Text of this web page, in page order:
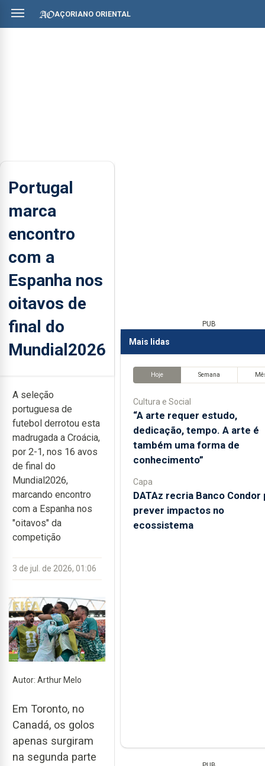
AÇORIANO ORIENTAL
Portugal
marca
encontro
com a
Espanha nos
oitavos de
final do
Mundial2026
A seleção
portuguesa de
futebol derrotou esta
madrugada a Croácia,
por 2-1, nos 16 avos
de final do
Mundial2026,
marcando encontro
com a Espanha nos
"oitavos" da
competição
3 de jul. de 2026, 01:06
Autor: Arthur Melo
Em Toronto, no
Canadá, os golos
apenas surgiram
na segunda parte
PUB
Mais lidas
Hoje Semana
Cultura e Social
“A arte requer estudo,
dedicação, tempo. A arte é
também uma forma de
conhecimento”
Capa
DATAz recria Banco Condor
prever impactos no
ecossistema